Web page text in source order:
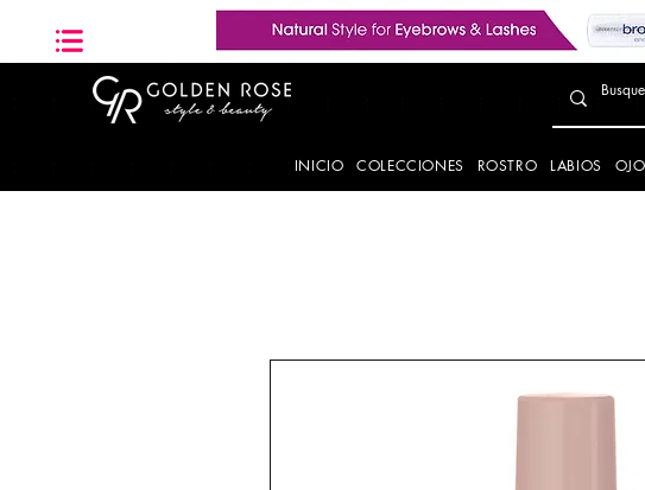
INICIO COLECCIONES ROSTRO LABIOS